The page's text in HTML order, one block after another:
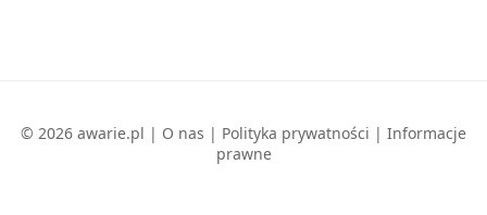
© 2026 awarie.pl | O nas | Polityka prywatności | Informacje
prawne